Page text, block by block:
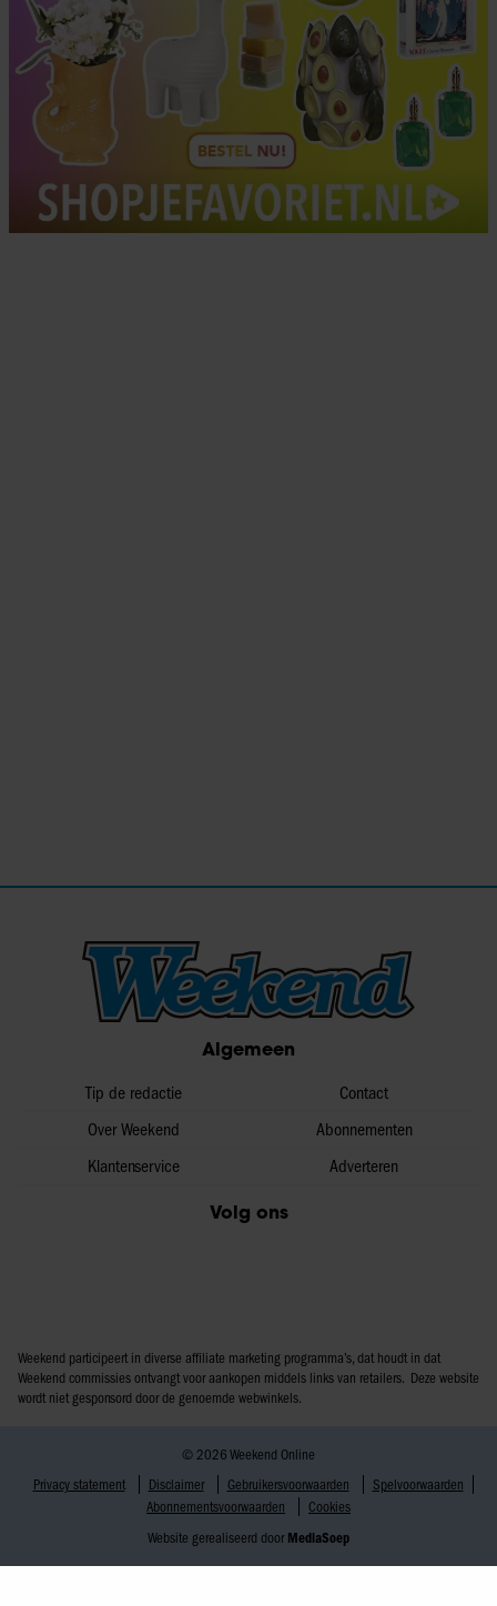
Algemeen
Tip de redactie
Over Weekend
Klantenservice
Contact
Abonnementen
Adverteren
Volg ons
Weekend participeert in diverse affiliate marketing programma’s, dat houdt in dat
Weekend commissies ontvangt voor aankopen middels links van retailers. Deze website
wordt niet gesponsord door de genoemde webwinkels.
© 2026 Weekend Online
Privacy statement
Disclaimer Gebruikersvoorwaarden
Spelvoorwaarden
Abonnementsvoorwaarden
Cookies
Website gerealiseerd door MediaSoep